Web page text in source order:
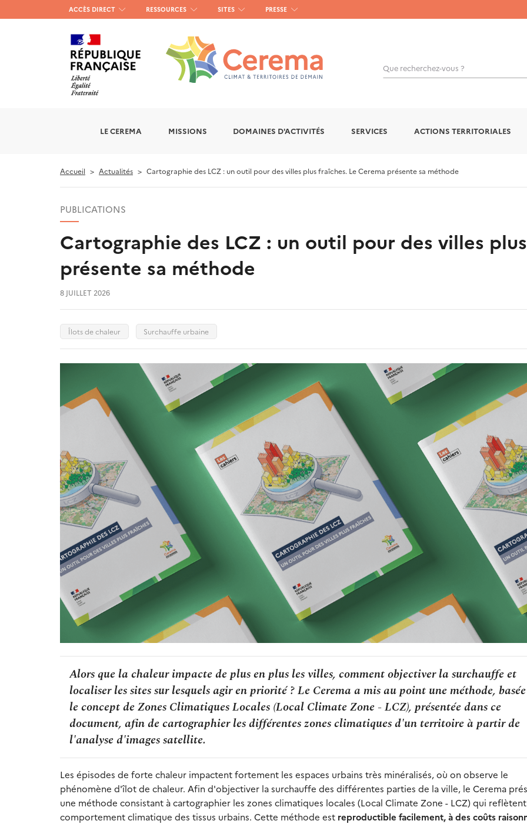
Menu
haut
gauche
ACCÈS DIRECT RESSOURCES SITES PRESSE
Que recherchez-vous ?
LE CEREMA MISSIONS DOMAINES D'ACTIVITÉS SERVICES ACTIONS TERRITORIALES
Accueil Actualités Cartographie des LCZ : un outil pour des villes plus fraîches. Le Cerema présente sa méthode
PUBLICATIONS
Cartographie des LCZ : un outil pour des villes
présente sa méthode
8 JUILLET 2026
Îlots de chaleur Surchauffe urbaine
Alors que la chaleur impacte de plus en plus les villes, comment objectiver la surchauffe et
localiser les sites sur lesquels agir en priorité ? Le Cerema a mis au point une méthode,
le concept de Zones Climatiques Locales (Local Climate Zone - LCZ), présentée dans ce
document, afin de cartographier les différentes zones climatiques d'un territoire à partir de
l'analyse d'images satellite.
Les épisodes de forte chaleur impactent fortement les espaces urbains très minéralisés, où on observe le
phénomène d'îlot de chaleur. Afin d'objectiver la surchauffe des différentes parties de la ville, le Cerema
une méthode consistant à cartographier les zones climatiques locales (Local Climate Zone - LCZ) qui
comportement climatique des tissus urbains. Cette méthode est reproductible facilement, à des coûts